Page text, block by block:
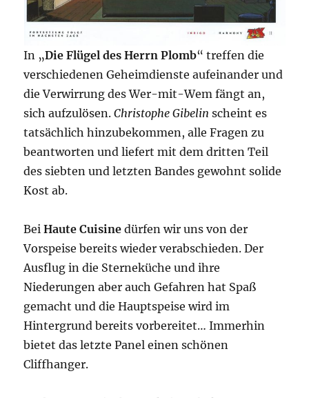
In „Die Flügel des Herrn Plomb“ treffen die
verschiedenen Geheimdienste aufeinander und
die Verwirrung des Wer-mit-Wem fängt an,
sich aufzulösen.Christophe Gibelin scheint es
tatsächlich hinzubekommen, alle Fragen zu
beantworten und liefert mit dem dritten Teil
des siebten und letzten Bandes gewohnt solide
Kost ab.
BeiHaute Cuisine dürfen wir uns von der
Vorspeise bereits wieder verabschieden. Der
Ausflug in die Sterneküche und ihre
Niederungen aber auch Gefahren hat Spaß
gemacht und die Hauptspeise wird im
Hintergrund bereits vorbereitet… Immerhin
bietet das letzte Panel einen schönen
Cliffhanger.